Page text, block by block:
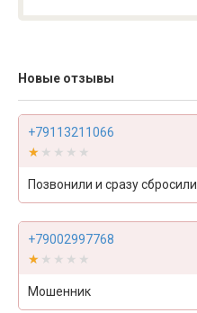
Новые отзывы
+79113211066
★★★★★
★★★★★
Позвонили и сразу сбросили
+79002997768
★★★★★
★★★★★
Мошенник